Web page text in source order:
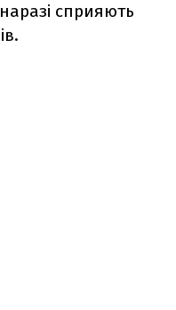
сприяють